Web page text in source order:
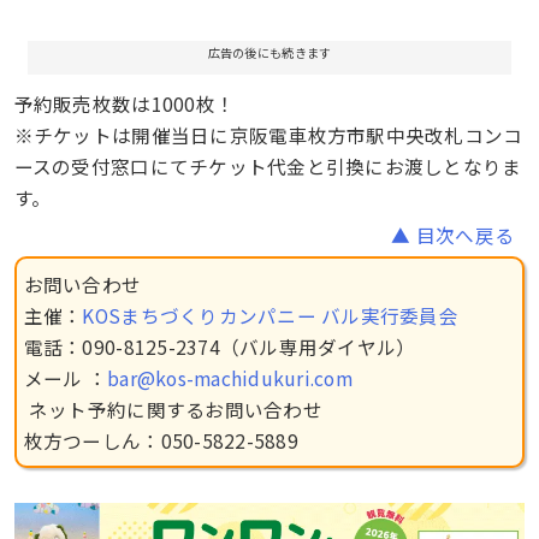
広告の後にも続きます
予約販売枚数は1000枚！
※チケットは開催当日に京阪電車枚方市駅中央改札コンコ
ースの受付窓口にてチケット代金と引換にお渡しとなりま
す。
▲ 目次へ戻る
お問い合わせ
主催： KOSまちづくりカンパニー バル実行委員会
電話：090-8125-2374（バル専用ダイヤル）
メール ： bar@kos-machidukuri.com
ネット予約に関するお問い合わせ
枚方つーしん：050-5822-5889